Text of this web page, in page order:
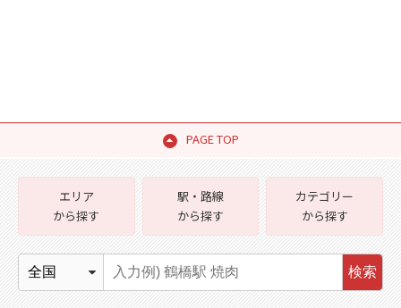
PAGE TOP
エリア
から探す
駅・路線
から探す
カテゴリー
から探す
検索